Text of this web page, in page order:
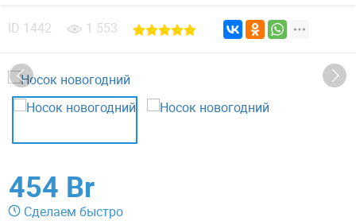
ID 1442 1 553
454 Br
Сделаем быстро